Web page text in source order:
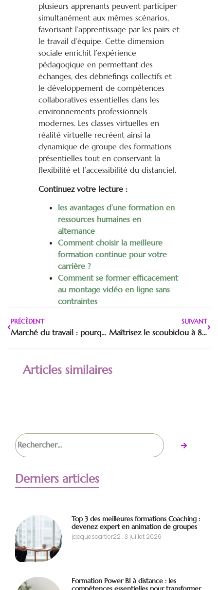
plusieurs apprenants peuvent participer
simultanément aux mêmes scénarios,
favorisant l’apprentissage par les pairs et
le travail d’équipe. Cette dimension
sociale enrichit l’expérience
pédagogique en permettant des
échanges, des débriefings collectifs et
le développement de compétences
collaboratives essentielles dans les
environnements professionnels
modernes. Les classes virtuelles en
réalité virtuelle recréent ainsi la
dynamique de groupe des formations
présentielles tout en conservant la
flexibilité et l’accessibilité du distanciel.
Continuez votre lecture :
les avantages d’une formation en
ressources humaines en
alternance
Comment choisir la meilleure
formation continue pour votre
carrière ?
Comment se former efficacement
au montage vidéo en ligne sans
contraintes
PRÉCÈDENT
Marché du travail : pourquoi les recruteurs plébiscitent les diplômés de l’ESCE – International Business School
SUIVANT
Maîtrisez le scoubidou à 8 brins : tuto pour réaliser des motifs complexes facilement
Articles similaires
Derniers articles
Top 3 des meilleures formations Coaching :
devenez expert en animation de groupes
jacquescartier22 3 juillet 2026
Formation Power BI à distance : les